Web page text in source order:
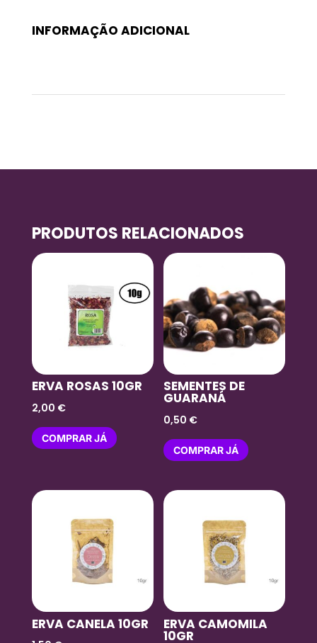
INFORMAÇÃO ADICIONAL
PRODUTOS RELACIONADOS
ERVA ROSAS 10GR
2,00 €
COMPRAR JÁ
SEMENTES DE
GUARANÁ
0,50 €
COMPRAR JÁ
ERVA CANELA 10GR ERVA CAMOMILA
10GR